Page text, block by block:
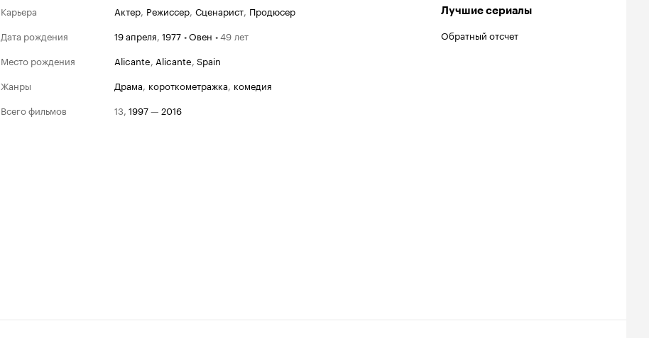
Карьера Актер, Режиссер, Сценарист, Продюсер
Дата рождения
19 апреля, 1977 •Овен •49 лет
Место рождения
Alicante, Alicante, Spain
Жанры
драма, короткометражка, комедия
Всего фильмов
13, 1997— 2016
Лучшие сериалы
Обратный отсчет